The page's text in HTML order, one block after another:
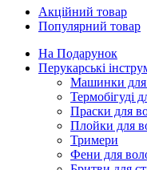
Акційний товар
Популярний товар
На Подарунок
Перукарські
Машинки для
Термобігуді
Праски для
Плойки для
Тримери
Фени для